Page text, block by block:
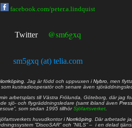
facebook.com/peter.a.lindquist
Twitter @sm6gxq
sm5gxq (at) telia.com
. Jag är född och uppvuxen iNybro , men
, som kustradiooperatör och senare även
arbetsplats till Västra Frölunda, Göteborg, där jag
sjö- och flygräddningsledare (samt ibland även
som sedan 1995 tillhörSjöfartsverket
huvudkontor iNorrköping . Där arbetade
”DiscoSAR” och ”NILS” – i en delad